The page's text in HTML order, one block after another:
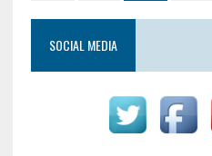
SOCIAL MEDIA